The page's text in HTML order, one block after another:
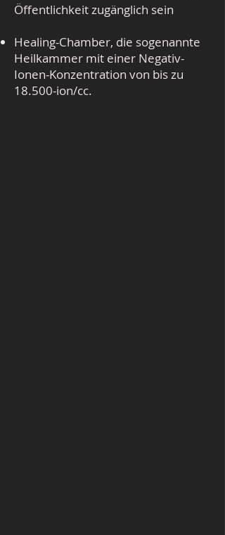
Öffentlichkeit zugänglich sein
Healing-Chamber, die sogenannte
Heilkammer mit einer Negativ-
Ionen-Konzentration von bis zu
18.500-ion/cc.